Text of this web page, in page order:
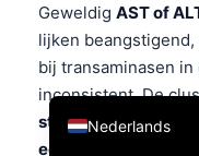
Geweldig AST of
lijken
bij transaminasen
inconsistent. De
stijgend bilirubine
een lage glucose
Nederlands
English
Deutsch
العربية